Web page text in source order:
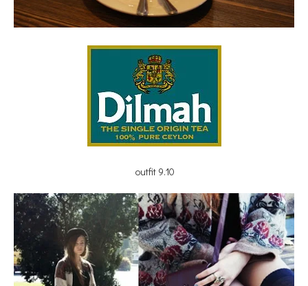
outfit 9.10